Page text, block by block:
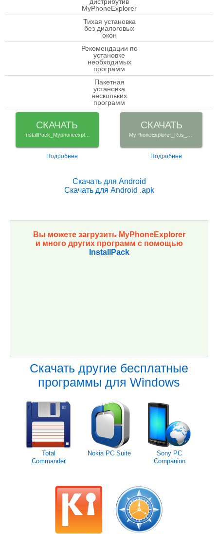
дистрибутив
MyPhoneExplorer
check
Тихая установка
без диалоговых
окон
check
Рекомендации по
установке
необходимых
программ
check
Пакетная
установка
нескольких
программ
СКАЧАТЬ
Подробнее
СКАЧАТЬ
Подробнее
Скачать для Android
Скачать для Android .apk
Вы можете загрузить MyPhoneExplorer
и много других программ с помощью
InstallPack
Скачать другие бесплатные
программы для Windows
Total
Commander
Nokia PC Suite
Sony PC
Companion